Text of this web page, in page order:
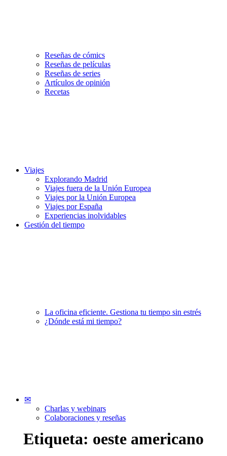
Reseñas de cómics
Reseñas de películas
Reseñas de series
Artículos de opinión
Recetas
Viajes
Explorando Madrid
Viajes fuera de la Unión Europea
Viajes por la Unión Europea
Viajes por España
Experiencias inolvidables
Gestión del tiempo
La oficina eficiente. Gestiona tu tiempo sin estrés
¿Dónde está mi tiempo?
✉
Charlas y webinars
Colaboraciones y reseñas
Etiqueta: oeste americano